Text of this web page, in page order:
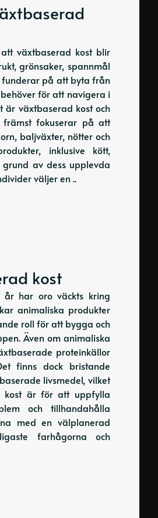
växtbaserad kost blir
grönsaker, spannmål
funderar på att byta från
för att navigera i
är växtbaserad kost och
fokuserar på att
baljväxter, nötter och
inklusive kött,
av dess upplevda
väljer en ..
kost
år har oro väckts kring
animaliska produkter
roll för att bygga och
Även om animaliska
proteinkällor
finns dock bristande
livsmedel, vilket
kost är för att uppfylla
och tillhandahålla
med en välplanerad
farhågorna och